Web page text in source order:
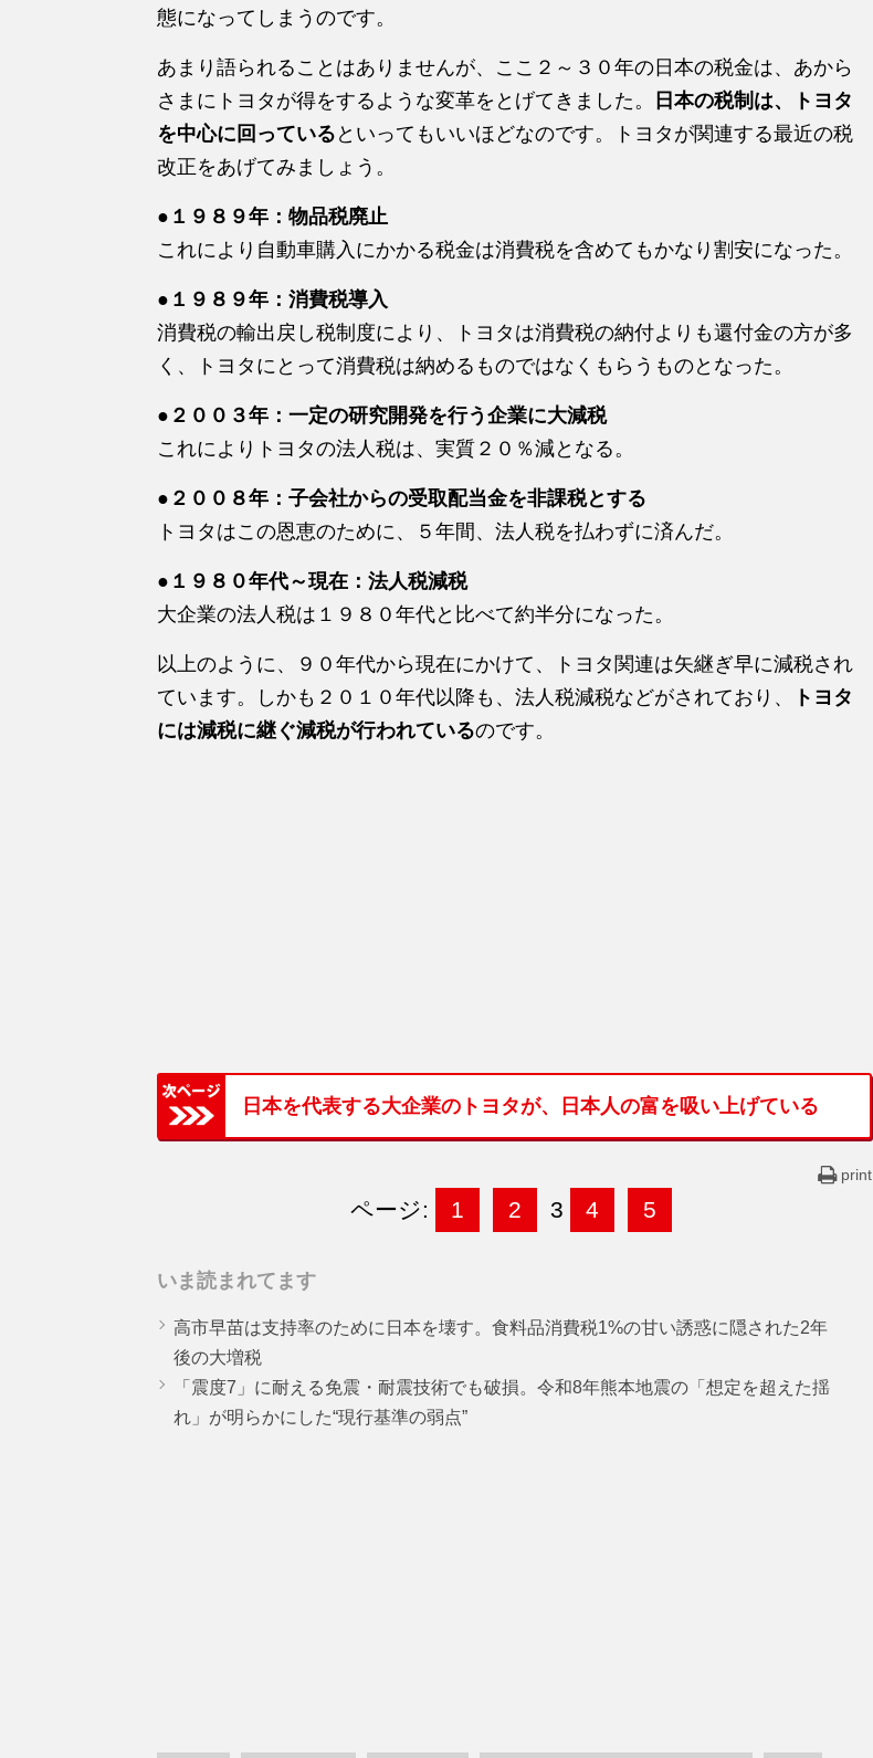
態になってしまうのです。
あまり語られることはありませんが、ここ２～３０年の日本の税金は、あから
さまにトヨタが得をするような変革をとげてきました。
日本の税制は、トヨタ
を中心に回っている といってもいいほどなのです。トヨタが関連する最近の税
改正をあげてみましょう。
●１９８９年：物品税廃止
これにより自動車購入にかかる税金は消費税を含めてもかなり割安になった。
●１９８９年：消費税導入
消費税の輸出戻し税制度により、トヨタは消費税の納付よりも還付金の方が多
く、トヨタにとって消費税は納めるものではなくもらうものとなった。
●２００３年：一定の研究開発を行う企業に大減税
これによりトヨタの法人税は、実質２０％減となる。
●２００８年：子会社からの受取配当金を非課税とする
トヨタはこの恩恵のために、５年間、法人税を払わずに済んだ。
●１９８０年代～現在：法人税減税
大企業の法人税は１９８０年代と比べて約半分になった。
以上のように、９０年代から現在にかけて、トヨタ関連は矢継ぎ早に減税され
ています。しかも２０１０年代以降も、法人税減税などがされており、
トヨタ
には減税に継ぐ減税が行われているのです。
日本を代表する大企業のトヨタが、日本人の富を吸い上げている
print
ページ: 1 2 3 4 5
いま読まれてます
高市早苗は支持率のために日本を壊す。食料品消費税1%の甘い誘惑に隠された2年
後の大増税
「震度7」に耐える免震・耐震技術でも破損。令和8年熊本地震の「想定を超えた揺
れ」が明らかにした“現行基準の弱点”